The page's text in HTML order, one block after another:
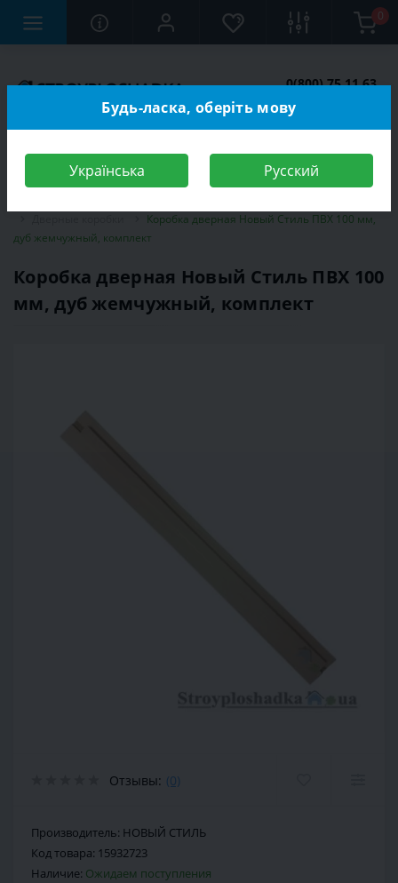
0
0(800) 75 11 63
Коробка дверная Новый Стиль ПВХ 100 мм,
дуб жемчужный, комплект
Коробка дверная Новый Стиль ПВХ 100
мм, дуб жемчужный, комплект
Отзывы: (0)
Производитель: НОВЫЙ СТИЛЬ
Код товара: 15932723
Наличие: Ожидаем поступления
Будь-ласка, оберіть мову
Українська Русский